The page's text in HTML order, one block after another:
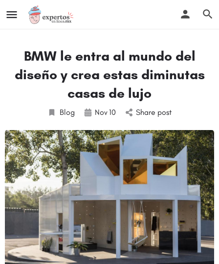
BMW le entra al mundo del
diseño y crea estas diminutas
casas de lujo
Blog Nov10 Share post